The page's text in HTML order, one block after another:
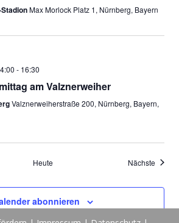
Max Morlock Platz 1, Nürnberg, Bayern
- 16:30
am Valznerweiher
Valznerweiherstraße 200, Nürnberg, Bayern,
Heute Nächste
abonnieren